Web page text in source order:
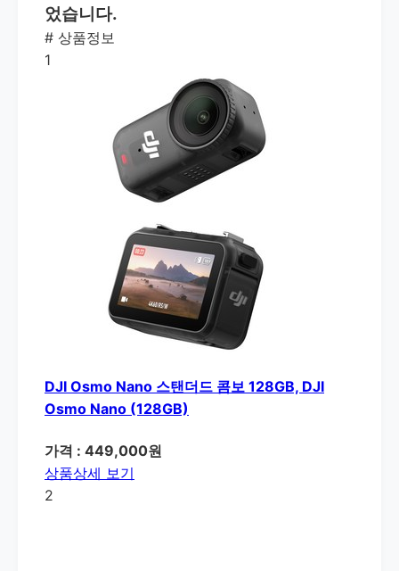
었습니다.
# 상품정보
1
DJI Osmo Nano 스탠더드 콤보 128GB, DJI
Osmo Nano (128GB)
가격 : 449,000원
상품상세 보기
2